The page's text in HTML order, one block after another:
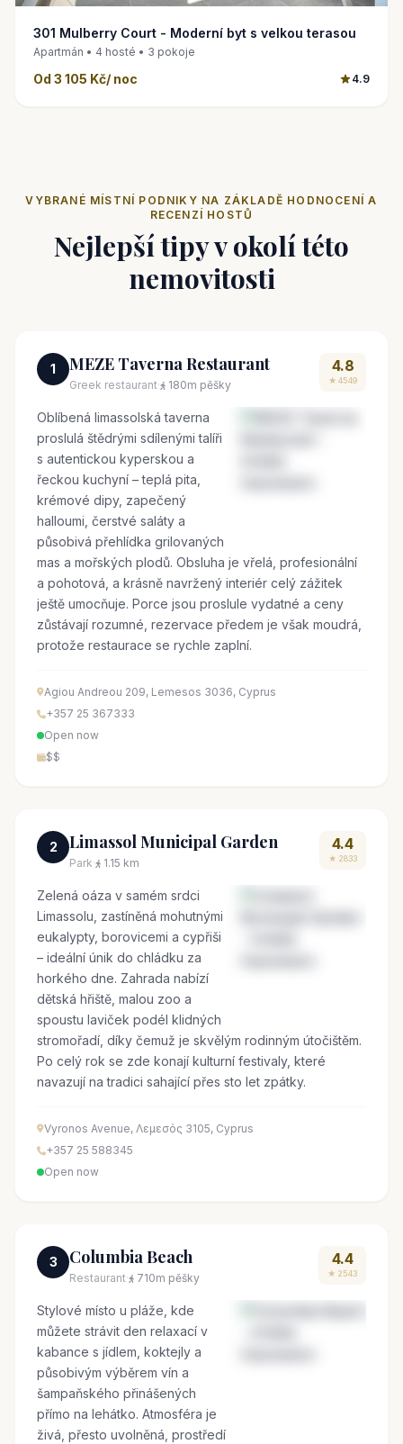
301 Mulberry Court - Moderní byt s velkou terasou
Apartmán • 4 hosté • 3 pokoje
Od 3 105 Kč/ noc 4.9
VYBRANÉ MÍSTNÍ PODNIKY NA ZÁKLADĚ HODNOCENÍ A
RECENZÍ HOSTŮ
Nejlepší tipy v okolí této
nemovitosti
1 MEZE Taverna Restaurant
Greek restaurant· 180m pěšky
4.8
★ 4549
Oblíbená limassolská taverna
proslulá štědrými sdílenými talíři
s autentickou kyperskou a
řeckou kuchyní – teplá pita,
krémové dipy, zapečený
halloumi, čerstvé saláty a
působivá přehlídka grilovaných
mas a mořských plodů. Obsluha je vřelá, profesionální
a pohotová, a krásně navržený interiér celý zážitek
ještě umocňuje. Porce jsou proslule vydatné a ceny
zůstávají rozumné, rezervace předem je však moudrá,
protože restaurace se rychle zaplní.
Agiou Andreou 209, Lemesos 3036, Cyprus
+357 25 367333
Open now
$$
2 Limassol Municipal Garden
Park· 1.15 km
4.4
★ 2833
Zelená oáza v samém srdci
Limassolu, zastíněná mohutnými
eukalypty, borovicemi a cypřiši
– ideální únik do chládku za
horkého dne. Zahrada nabízí
dětská hřiště, malou zoo a
spoustu laviček podél klidných
stromořadí, díky čemuž je skvělým rodinným útočištěm.
Po celý rok se zde konají kulturní festivaly, které
navazují na tradici sahající přes sto let zpátky.
Vyronos Avenue, Λεμεσός 3105, Cyprus
+357 25 588345
Open now
3 Columbia Beach
Restaurant· 710m pěšky
4.4
★ 2543
Stylové místo u pláže, kde
můžete strávit den relaxací v
kabance s jídlem, koktejly a
působivým výběrem vín a
šampaňského přinášených
přímo na lehátko. Atmosféra je
živá, přesto uvolněná, prostředí